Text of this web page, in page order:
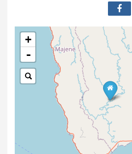
+
-